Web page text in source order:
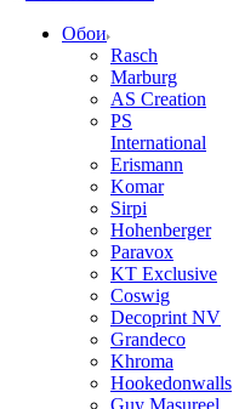
Обои
Rasch
Marburg
AS Creation
PS
International
Erismann
Komar
Sirpi
Hohenberger
Paravox
KT Exclusive
Coswig
Decoprint NV
Grandeco
Khroma
Hookedonwalls
Guy Masureel